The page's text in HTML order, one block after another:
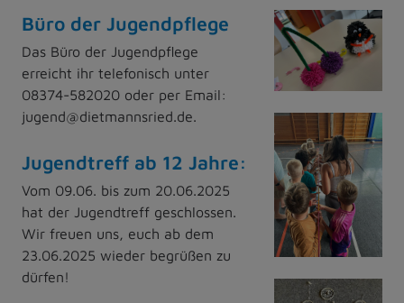
Büro der Jugendpflege
Das Büro der Jugendpflege
erreicht ihr telefonisch unter
08374-582020 oder per Email:
jugend@dietmannsried.de.
Jugendtreff ab 12 Jahre:
Vom 09.06. bis zum 20.06.2025
hat der Jugendtreff geschlossen.
Wir freuen uns, euch ab dem
23.06.2025 wieder begrüßen zu
dürfen!